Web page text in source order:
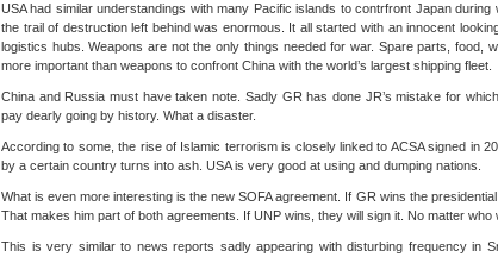
USA had similar understandings with many Pacific islands to contrfront Japan
the trail of destruction left behind was enormous. It all started with an innocent
logistics hubs. Weapons are not the only things needed for war. Spare parts, food,
more important than weapons to confront China with the world’s largest shipping fleet.
China and Russia must have taken note. Sadly GR has done JR’s mistake for
pay dearly going by history. What a disaster.
According to some, the rise of Islamic terrorism is closely linked to ACSA signed in
by a certain country turns into ash. USA is very good at using and dumping nations.
What is even more interesting is the new SOFA agreement. If GR wins the
That makes him part of both agreements. If UNP wins, they will sign it. No matter
This is very similar to news reports sadly appearing with disturbing frequency in